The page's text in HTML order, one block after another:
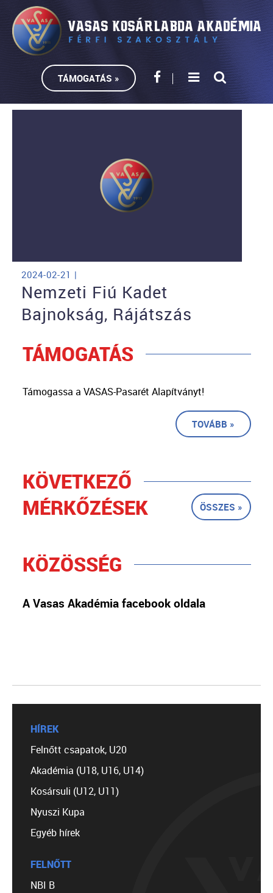
TÁMOGATÁS »
2024-02-21 |
Nemzeti Fiú Kadet
Bajnokság, Rájátszás
TÁMOGATÁS
Támogassa a VASAS-Pasarét Alapítványt!
TOVÁBB »
KÖVETKEZŐ
MÉRKŐZÉSEK
ÖSSZES »
KÖZÖSSÉG
A Vasas Akadémia facebook oldala
HÍREK
Felnőtt csapatok, U20
Akadémia (U18, U16, U14)
Kosársuli (U12, U11)
Nyuszi Kupa
Egyéb hírek
FELNŐTT
NBI B